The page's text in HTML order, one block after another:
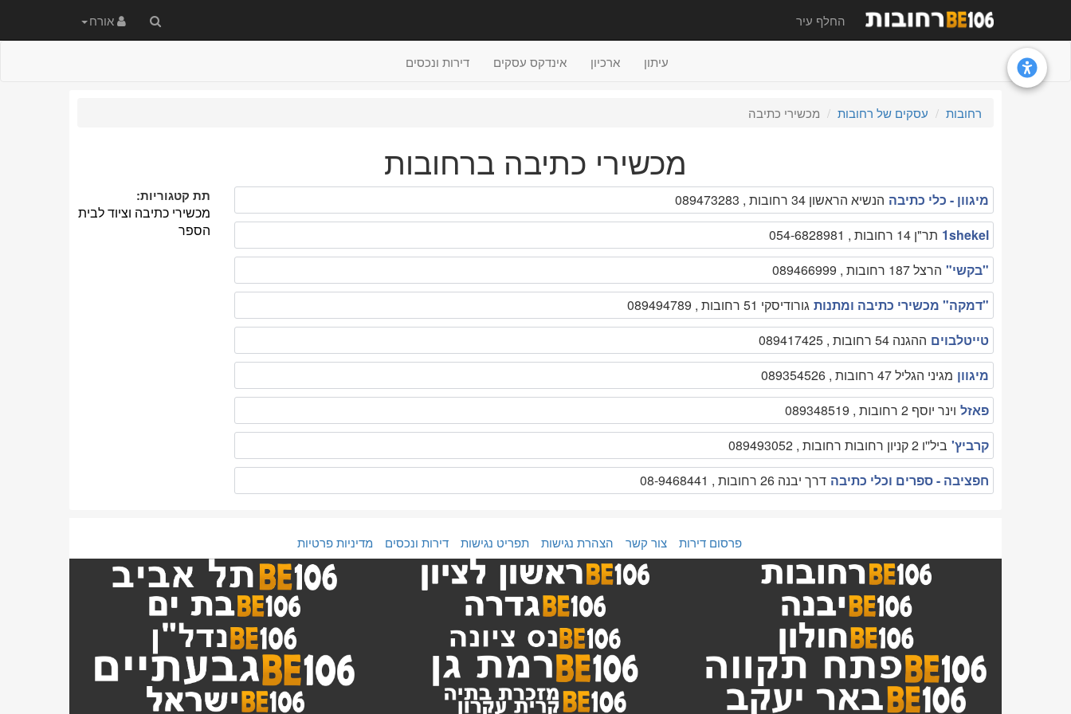
החלף עיר
חיפוש
באתר
אורח
עיתון ארכיון אינדקס עסקים דירות ונכסים
רחובות עסקים של רחובות מכשירי כתיבה
מכשירי כתיבה ברחובות
מיגוון - כלי כתיבה הנשיא הראשון 34 רחובות , 089473283
1shekel תר"ן 14 רחובות , 054-6828981
"בקשי" הרצל 187 רחובות , 089466999
"דמקה" מכשירי כתיבה ומתנות גורודיסקי 51 רחובות , 089494789
טייטלבוים ההגנה 54 רחובות , 089417425
מיגוון מגיני הגליל 47 רחובות , 089354526
פאזל וינר יוסף 2 רחובות , 089348519
קרביץ' ביל''ו 2 קניון רחובות רחובות , 089493052
חפציבה - ספרים וכלי כתיבה דרך יבנה 26 רחובות , 08-9468441
תת קטגוריות:
מכשירי כתיבה וציוד לבית
הספר
פרסום דירות צור קשר הצהרת נגישות תפריט נגישות דירות ונכסים מדיניות פרטיות